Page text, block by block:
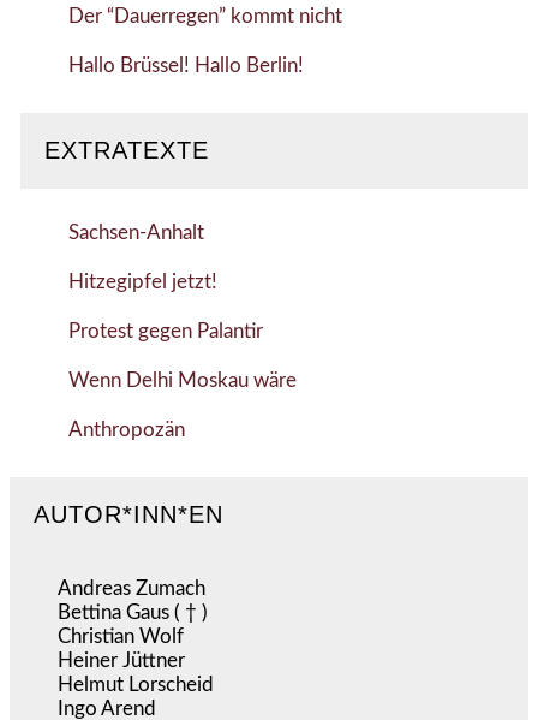
Der “Dauerregen” kommt nicht
Hallo Brüssel! Hallo Berlin!
EXTRATEXTE
Sachsen-Anhalt
Hitzegipfel jetzt!
Protest gegen Palantir
Wenn Delhi Moskau wäre
Anthropozän
AUTOR*INN*EN
Andreas Zumach
Bettina Gaus ( † )
Christian Wolf
Heiner Jüttner
Helmut Lorscheid
Ingo Arend